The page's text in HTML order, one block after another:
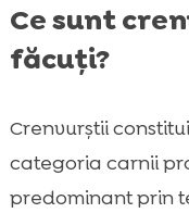
Ce sunt
făcuți?
Crenvurștii
categoria carnii
predominant prin